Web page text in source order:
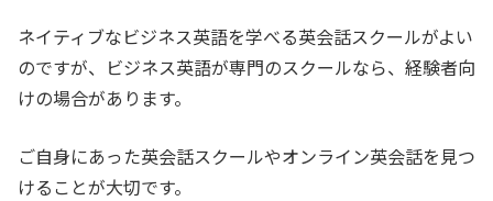
ネイティブなビジネス英語を学べる英会話スクールがよい
のですが、ビジネス英語が専門のスクールなら、経験者向
けの場合があります。
ご自身にあった英会話スクールやオンライン英会話を見つ
けることが大切です。